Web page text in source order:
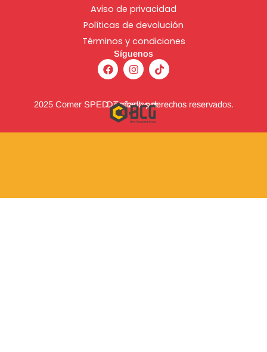
Aviso de privacidad
Políticas de devolución
Términos y condiciones
Síguenos
F
a
c
b
o
o
k
I
n
s
a
g
r
a
T
i
k
o
2025 Comer SPED. Todos los derechos reservados.
Diseñado por: